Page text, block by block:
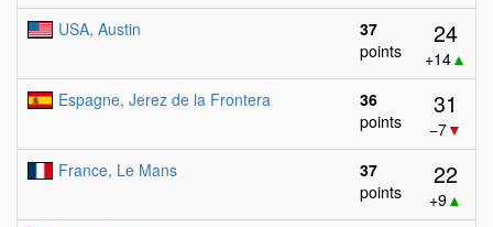
USA, Austin
37
points
24
+14▲
Espagne, Jerez de la Frontera
36
points
31
−7▼
France, Le Mans
37
points
22
+9▲